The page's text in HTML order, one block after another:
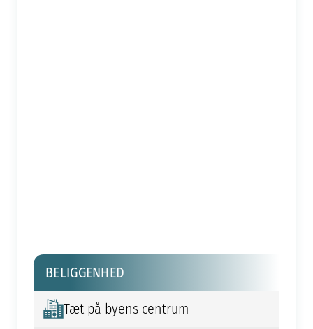
BELIGGENHED
Tæt på byens centrum